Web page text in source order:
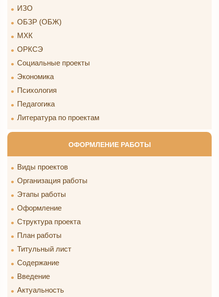
ИЗО
ОБЗР (ОБЖ)
МХК
ОРКСЭ
Социальные проекты
Экономика
Психология
Педагогика
Литература по проектам
ОФОРМЛЕНИЕ РАБОТЫ
Виды проектов
Организация работы
Этапы работы
Оформление
Структура проекта
План работы
Титульный лист
Содержание
Введение
Актуальность